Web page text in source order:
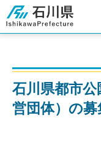
石川県
石川県都市
営団体）の